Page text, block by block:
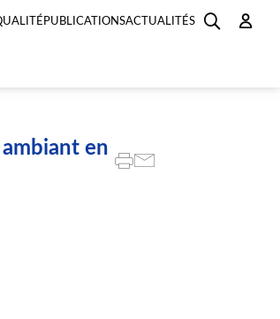
PUBLICATIONSACTUALITÉS
en